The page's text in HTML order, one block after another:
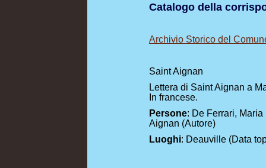
Catalogo della
Archivio Storico del
Saint Aignan
Lettera di Saint Aignan a
In francese.
Persone: De Ferrari,
Aignan (Autore)
Luoghi: Deauville (Data